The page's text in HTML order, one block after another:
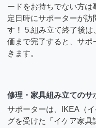
ードをお持ちでない方は
定日時にサポーターが訪
す！ 5.組み立て終了後
価まで完了すると、サポ
きます。
修理・家具組み立てのサ
サポーターは、IKEA（
グを受けた「イケア家